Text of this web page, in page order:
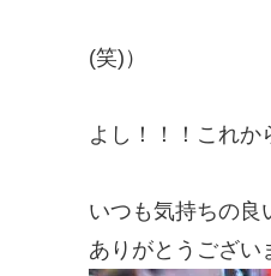
(笑)）
よし！！！これか
いつも気持ちの良
ありがとうござい